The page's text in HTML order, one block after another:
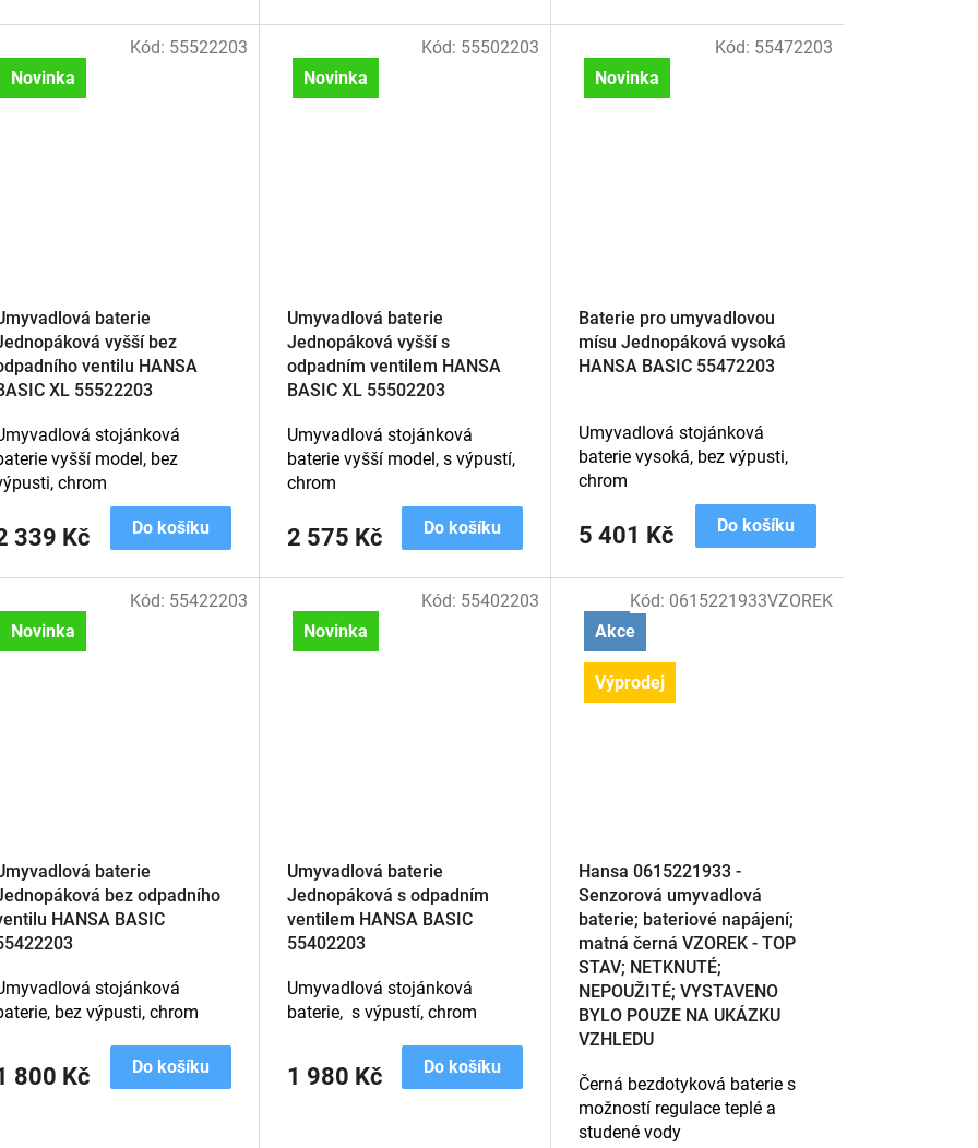
Novinka
baterie
vyšší bez
ventilu HANSA
XL 55522203
339 Kč Do košíku
stojánková
vyšší model, bez
chrom
Kód: 55522203
Novinka
Umyvadlová baterie
Jednopáková vyšší s
odpadním ventilem HANSA
BASIC XL 55502203
2 575 Kč Do košíku
Umyvadlová stojánková
baterie vyšší model, s výpustí,
chrom
Kód: 55502203
Novinka
Baterie pro umyvadlovou
mísu Jednopáková vysoká
HANSA BASIC 55472203
5 401 Kč Do košíku
Umyvadlová stojánková
baterie vysoká, bez výpusti,
chrom
Kód: 55472203
Novinka
baterie
bez odpadního
HANSA BASIC
800 Kč Do košíku
stojánková
bez výpusti, chrom
Kód: 55422203
Novinka
Umyvadlová baterie
Jednopáková s odpadním
ventilem HANSA BASIC
55402203
1 980 Kč Do košíku
Umyvadlová stojánková
baterie, s výpustí, chrom
Kód: 55402203
Akce
Výprodej
Hansa 0615221933 -
Senzorová umyvadlová
baterie; bateriové napájení;
matná černá VZOREK - TOP
STAV; NETKNUTÉ;
NEPOUŽITÉ; VYSTAVENO
BYLO POUZE NA UKÁZKU
VZHLEDU
Černá bezdotyková baterie s
možností regulace teplé a
studené vody
Kód: 0615221933VZOREK